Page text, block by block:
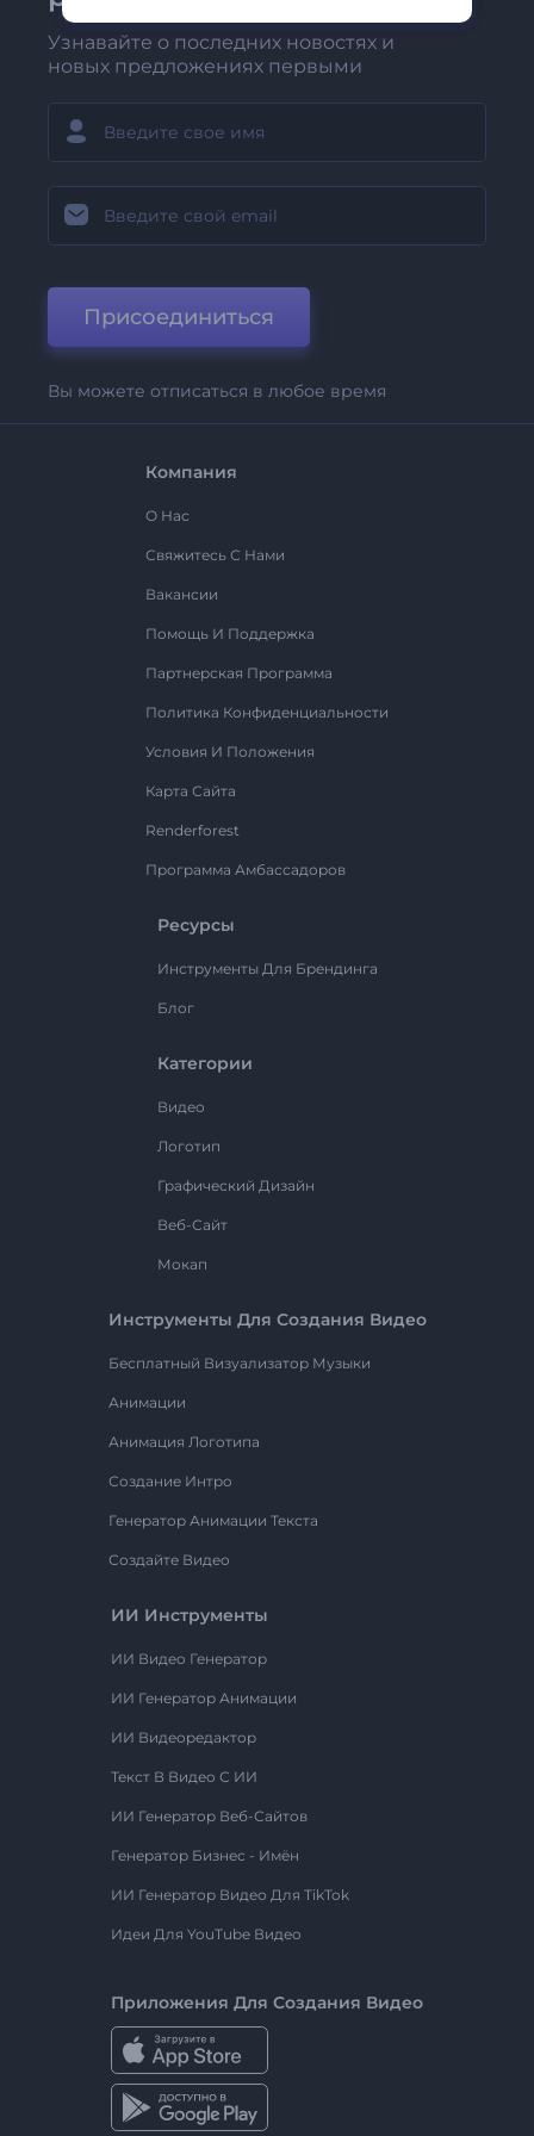
Узнавайте о последних новостях и
новых предложениях первыми
Присоединиться
Вы можете отписаться в любое время
Компания
О Нас
Свяжитесь С Нами
Вакансии
Помощь И Поддержка
Партнерская Программа
Политика Конфиденциальности
Условия И Положения
Карта Сайта
Renderforest
Программа Амбассадоров
Ресурсы
Инструменты Для Брендинга
Блог
Категории
Видео
Логотип
Графический Дизайн
Веб-Сайт
Мокап
Инструменты Для Создания Видео
Бесплатный Визуализатор Музыки
Анимации
Анимация Логотипа
Создание Интро
Генератор Анимации Текста
Создайте Видео
ИИ Инструменты
ИИ Видео Генератор
ИИ Генератор Анимации
ИИ Видеоредактор
Текст В Видео С ИИ
ИИ Генератор Веб-Сайтов
Генератор Бизнес - Имён
ИИ Генератор Видео Для TikTok
Идеи Для YouTube Видео
Приложения Для Создания Видео